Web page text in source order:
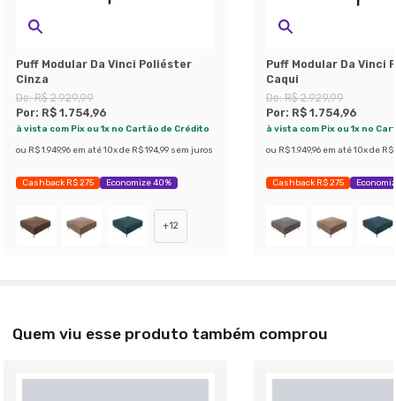
Puff Modular Da Vinci Poliéster
Cinza
De:R$ 2.929,99
Por: R$ 1.754,96
à vista com Pix ou 1x no Cartão de Crédito
ou R$ 1.949,96 em até 10x de R$ 194,99 sem juros
Cashback R$ 275 Economize 40%
+12
Puff Modular Da Vinci
Caqui
De:R$ 2.929,99
Por: R$ 1.754,96
à vista com Pix ou 1x no
ou R$ 1.949,96 em até 10x de R$
Cashback R$ 275
Quem viu esse produto também comprou